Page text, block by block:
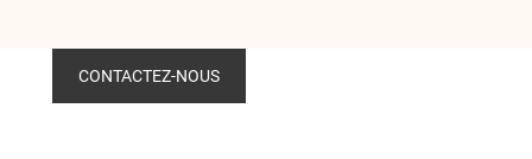
CONTACTEZ-NOUS